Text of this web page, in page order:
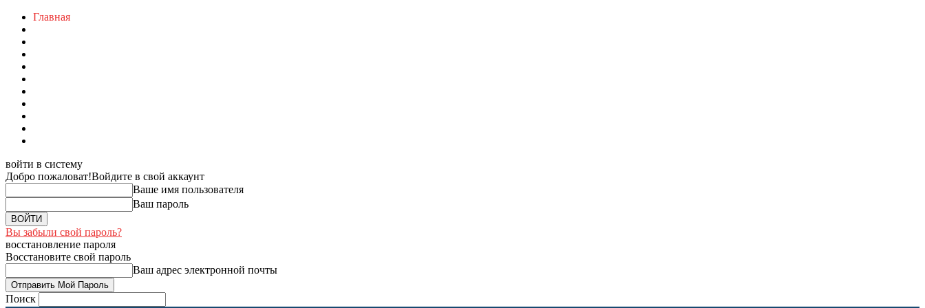
Главная
войти в систему
Добро пожаловат!Войдите в свой аккаунт
Ваше имя пользователя
Ваш пароль
Вы забыли свой пароль?
восстановление пароля
Восстановите свой пароль
Ваш адрес электронной почты
Поиск